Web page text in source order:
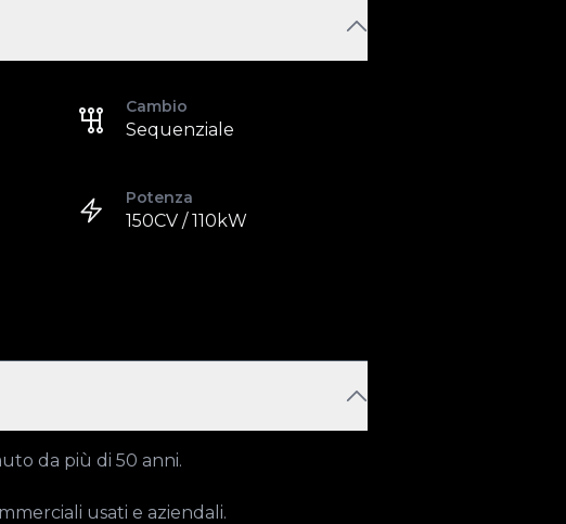
Cambio
Sequenziale
Potenza
150CV / 110kW
da più di 50 anni.
usati e aziendali.